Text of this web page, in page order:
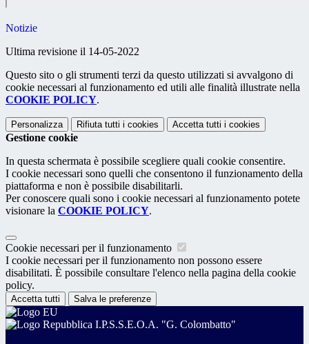
Notizie
Ultima revisione il 14-05-2022
Questo sito o gli strumenti terzi da questo utilizzati si avvalgono di
cookie necessari al funzionamento ed utili alle finalità illustrate nella
COOKIE POLICY.
Personalizza Rifiuta tutti i cookies Accetta tutti i cookies
Gestione cookie
In questa schermata è possibile scegliere quali cookie consentire.
I cookie necessari sono quelli che consentono il funzionamento della
piattaforma e non è possibile disabilitarli.
Per conoscere quali sono i cookie necessari al funzionamento potete
visionare la COOKIE POLICY.
Cookie necessari per il funzionamento
I cookie necessari per il funzionamento non possono essere
disabilitati. È possibile consultare l'elenco nella pagina della cookie
policy.
Accetta tutti Salva le preferenze
I.P.S.S.E.O.A. "G. Colombatto"